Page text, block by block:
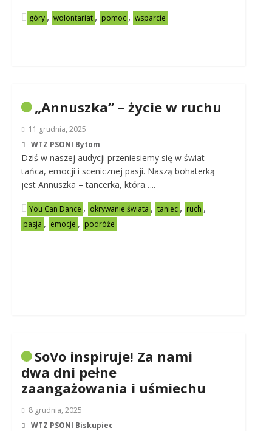
góry , wolontariat , pomoc , wsparcie
„Annuszka” – życie w ruchu
11 grudnia, 2025
WTZ PSONI Bytom
Dziś w naszej audycji przeniesiemy się w świat
tańca, emocji i scenicznej pasji. Naszą bohaterką
jest Annuszka – tancerka, która…..
You Can Dance , okrywanie świata , taniec , ruch ,
pasja , emocje , podróże
SoVo inspiruje! Za nami
dwa dni pełne
zaangażowania i uśmiechu
8 grudnia, 2025
WTZ PSONI Biskupiec